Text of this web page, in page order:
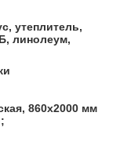
утеплитель,
линолеум,
860х2000 мм